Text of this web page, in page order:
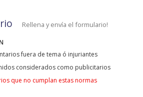
Rellena y envía el formulario!
fuera de tema ó injuriantes
considerados como publicitarios
que no cumplan estas normas